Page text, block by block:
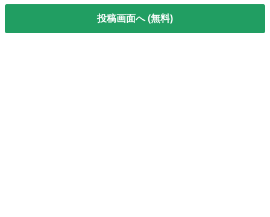
投稿画面へ (無料)